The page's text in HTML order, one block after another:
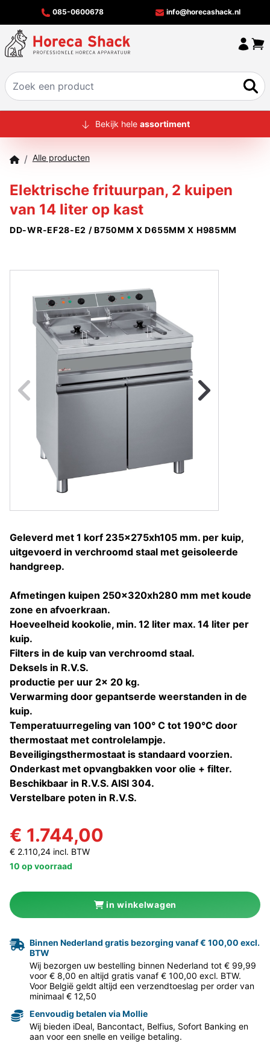
085-0600678 info@horecashack.nl
HOME
MERKEN
OFFERTECHECKER
CONTACT
Bekijk hele assortiment
/ Alle producten
Elektrische frituurpan, 2 kuipen
van 14 liter op kast
DD-WR-EF28-E2 / B750MM X D655MM X H985MM
Naar vorige
Geleverd met 1 korf 235x275xh105 mm. per kuip,
uitgevoerd in verchroomd staal met geisoleerde
handgreep.
Afmetingen kuipen 250x320xh280 mm met koude
zone en afvoerkraan.
Hoeveelheid kookolie, min. 12 liter max. 14 liter per
kuip.
Filters in de kuip van verchroomd staal.
Deksels in R.V.S.
productie per uur 2x 20 kg.
Verwarming door gepantserde weerstanden in de
kuip.
Temperatuurregeling van 100° C tot 190°C door
thermostaat met controlelampje.
Beveiligingsthermostaat is standaard voorzien.
Onderkast met opvangbakken voor olie + filter.
Beschikbaar in R.V.S. AISI 304.
Verstelbare poten in R.V.S.
€ 1.744,00
€ 2.110,24 incl. BTW
10 op voorraad
in winkelwagen
Binnen Nederland gratis bezorging vanaf € 100,00 excl.
BTW
Wij bezorgen uw bestelling binnen Nederland tot € 99,99
voor € 8,00 en altijd gratis vanaf € 100,00 excl. BTW.
Voor België geldt altijd een verzendtoeslag per order van
minimaal € 12,50
Eenvoudig betalen via Mollie
Wij bieden iDeal, Bancontact, Belfius, Sofort Banking en
aan voor een snelle en veilige betaling.